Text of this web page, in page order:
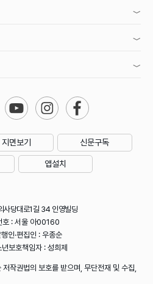
지면보기 신문구독
앱설치
사당대로1길 34 인영빌딩
: 서울 아00160
인·편집인 : 우종순
보호책임자 : 성희제
작권법의 보호를 받으며, 무단전재 및 수집,